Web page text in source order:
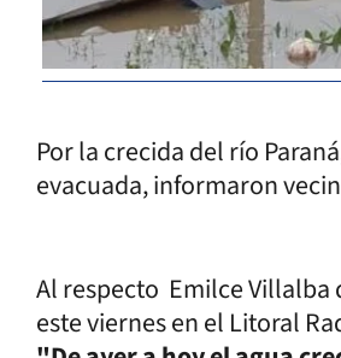
Por la crecida del río
evacuada, informaron
Al respecto Emilce Villalba
este viernes en el Litoral